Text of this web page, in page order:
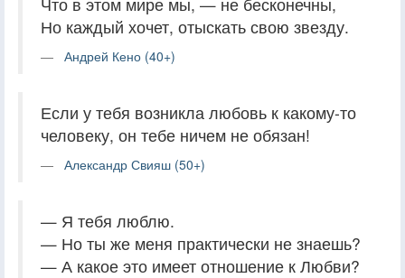
Но каждый хочет, отыскать свою звезду.
Андрей Кено (40+)
Если у тебя возникла любовь к какому-то
человеку, он тебе ничем не обязан!
Александр Свияш (50+)
— Я тебя люблю.
— Но ты же меня практически не знаешь?
— А какое это имеет отношение к Любви?